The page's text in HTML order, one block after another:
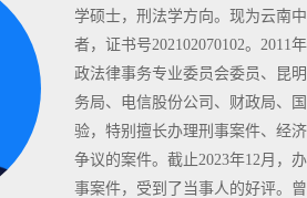
学硕士，刑法学方向。现为云南
者，证书号202102070102。
政法律事务专业委员会委员、昆
务局、电信股份公司、财政局、
验，特别擅长办理刑事案件、经
争议的案件。截止2023年12月，
事案件，受到了当事人的好评。